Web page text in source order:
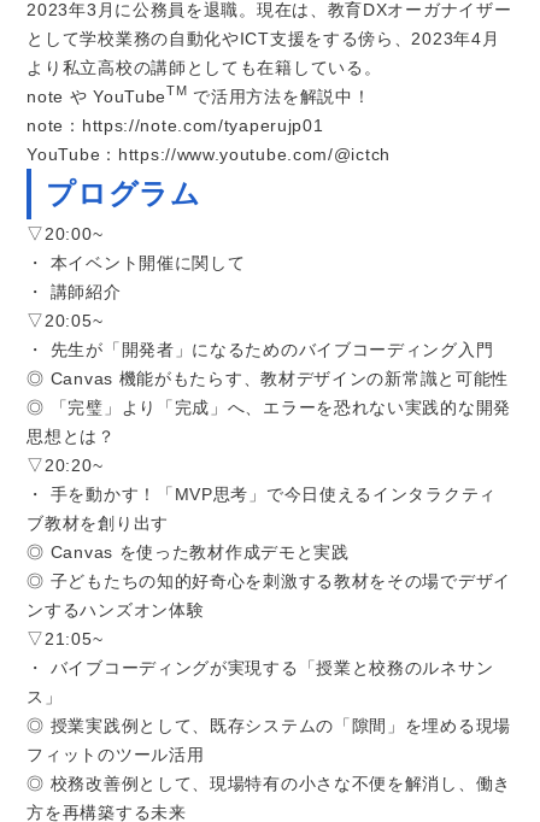
2023年3月に公務員を退職。現在は、教育DXオーガナイザー
として学校業務の自動化やICT支援をする傍ら、2023年4月
より私立高校の講師としても在籍している。
note や YouTubeTM で活用方法を解説中！
note： https://note.com/tyaperujp01
YouTube： https://www.youtube.com/@ictch
プログラム
▽20:00~
・ 本イベント開催に関して
・ 講師紹介
▽20:05~
・ 先生が「開発者」になるためのバイブコーディング入門
◎ Canvas 機能がもたらす、教材デザインの新常識と可能性
◎ 「完璧」より「完成」へ、エラーを恐れない実践的な開発
思想とは？
▽20:20~
・ 手を動かす！「MVP思考」で今日使えるインタラクティ
ブ教材を創り出す
◎ Canvas を使った教材作成デモと実践
◎ 子どもたちの知的好奇心を刺激する教材をその場でデザイ
ンするハンズオン体験
▽21:05~
・ バイブコーディングが実現する「授業と校務のルネサン
ス」
◎ 授業実践例として、既存システムの「隙間」を埋める現場
フィットのツール活用
◎ 校務改善例として、現場特有の小さな不便を解消し、働き
方を再構築する未来